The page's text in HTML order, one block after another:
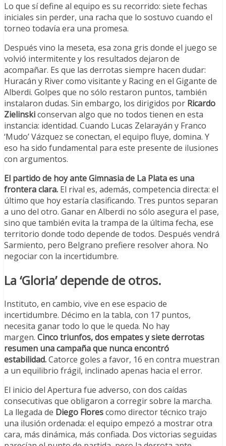
Lo que sí define al equipo es su recorrido: siete fechas
iniciales sin perder, una racha que lo sostuvo cuando el
torneo todavía era una promesa.
Después vino la meseta, esa zona gris donde el juego se
volvió intermitente y los resultados dejaron de
acompañar. Es que las derrotas siempre hacen dudar:
Huracán y River como visitante y Racing en el Gigante de
Alberdi. Golpes que no sólo restaron puntos, también
instalaron dudas. Sin embargo, los dirigidos por Ricardo
Zielinskiconservan algo que no todos tienen en esta
instancia: identidad. Cuando Lucas Zelarayán y Franco
‘Mudo’ Vázquez se conectan, el equipo fluye, domina. Y
eso ha sido fundamental para este presente de ilusiones
con argumentos.
El partido de hoy ante Gimnasia de La Plata es una
frontera clara. El rival es, además, competencia directa: el
último que hoy estaría clasificando. Tres puntos separan
a uno del otro. Ganar en Alberdi no sólo asegura el pase,
sino que también evita la trampa de la última fecha, ese
territorio donde todo depende de todos. Después vendrá
Sarmiento, pero Belgrano prefiere resolver ahora. No
negociar con la incertidumbre.
La ‘Gloria’ depende de otros.
Instituto, en cambio, vive en ese espacio de
incertidumbre. Décimo en la tabla, con 17 puntos,
necesita ganar todo lo que le queda. No hay
margen. Cinco triunfos, dos empates y siete derrotas
resumen una campaña que nunca encontró
estabilidad.Catorce goles a favor, 16 en contra muestran
a un equilibrio frágil, inclinado apenas hacia el error.
El inicio del Apertura fue adverso, con dos caídas
consecutivas que obligaron a corregir sobre la marcha.
La llegada de Diego Florescomo director técnico trajo
una ilusión ordenada: el equipo empezó a mostrar otra
cara, más dinámica, más confiada. Dos victorias seguidas